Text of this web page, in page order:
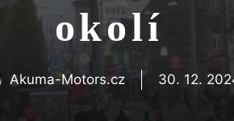
okolí
Akuma-Motors.cz 30. 12.